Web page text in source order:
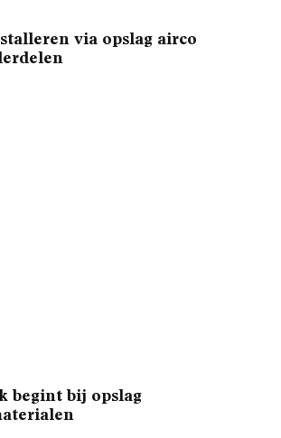
via opslag airco
begint bij opslag